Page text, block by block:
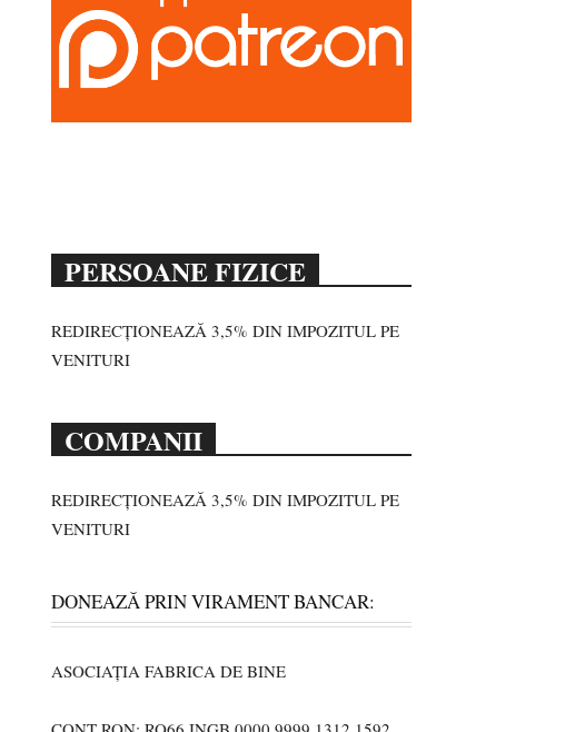
PERSOANE FIZICE
REDIRECȚIONEAZĂ 3,5% DIN IMPOZITUL PE
VENITURI
COMPANII
REDIRECȚIONEAZĂ 3,5% DIN IMPOZITUL PE
VENITURI
DONEAZĂ PRIN VIRAMENT BANCAR:
ASOCIAȚIA FABRICA DE BINE